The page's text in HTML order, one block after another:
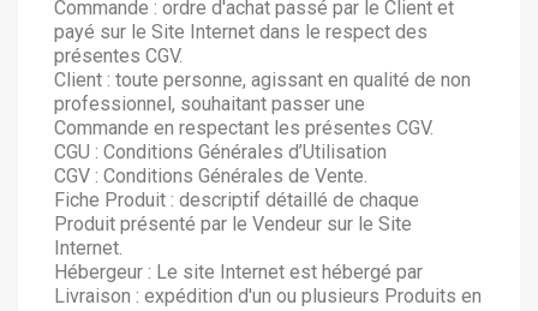
Commande : ordre d'achat passé par le Client et
payé sur le Site Internet dans le respect des
présentes CGV.
Client : toute personne, agissant en qualité de non
professionnel, souhaitant passer une
Commande en respectant les présentes CGV.
CGU : Conditions Générales d’Utilisation
CGV : Conditions Générales de Vente.
Fiche Produit : descriptif détaillé de chaque
Produit présenté par le Vendeur sur le Site
Internet.
Hébergeur : Le site Internet est hébergé par
Livraison : expédition d'un ou plusieurs Produits en